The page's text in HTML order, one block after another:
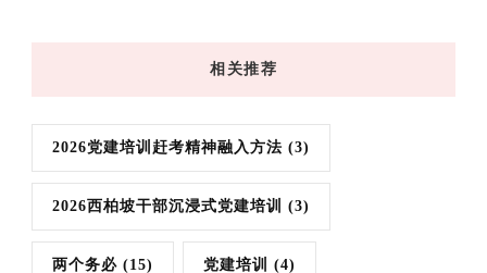
相关推荐
2026党建培训赶考精神融入方法 (3)
2026西柏坡干部沉浸式党建培训 (3)
两个务必 (15) 党建培训 (4)